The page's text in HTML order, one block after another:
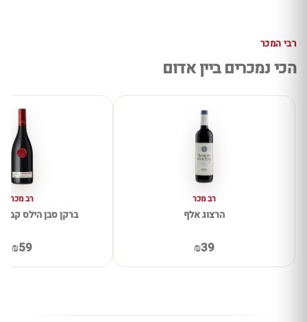
רבי המכר
הכי נמכרים ביין אדום
רב מכר
הרצוג אלף
₪39
רב מכר
ברקן סבן הילס
₪59